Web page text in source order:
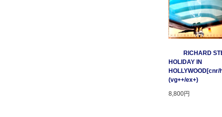
RICHARD
HOLIDAY IN
(vg++/ex+)
8,800円